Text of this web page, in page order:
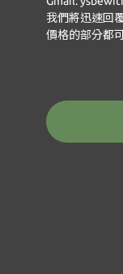
我們將迅速回
價格的部分都